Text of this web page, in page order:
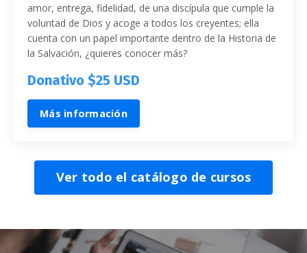
amor, entrega, fidelidad, de una discípula que cumple la
voluntad de Dios y acoge a todos los creyentes; ella
cuenta con un papel importante dentro de la Historia de
la Salvación, ¿quieres conocer más?
Donativo $25 USD
Más información
Ver todo el catálogo de cursos